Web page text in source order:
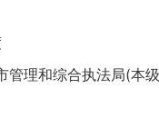
理和综合执法局(本